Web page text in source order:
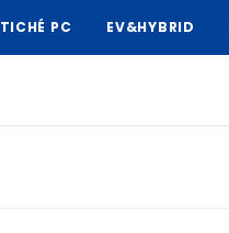
TICHÉ PC EV&HYBRID